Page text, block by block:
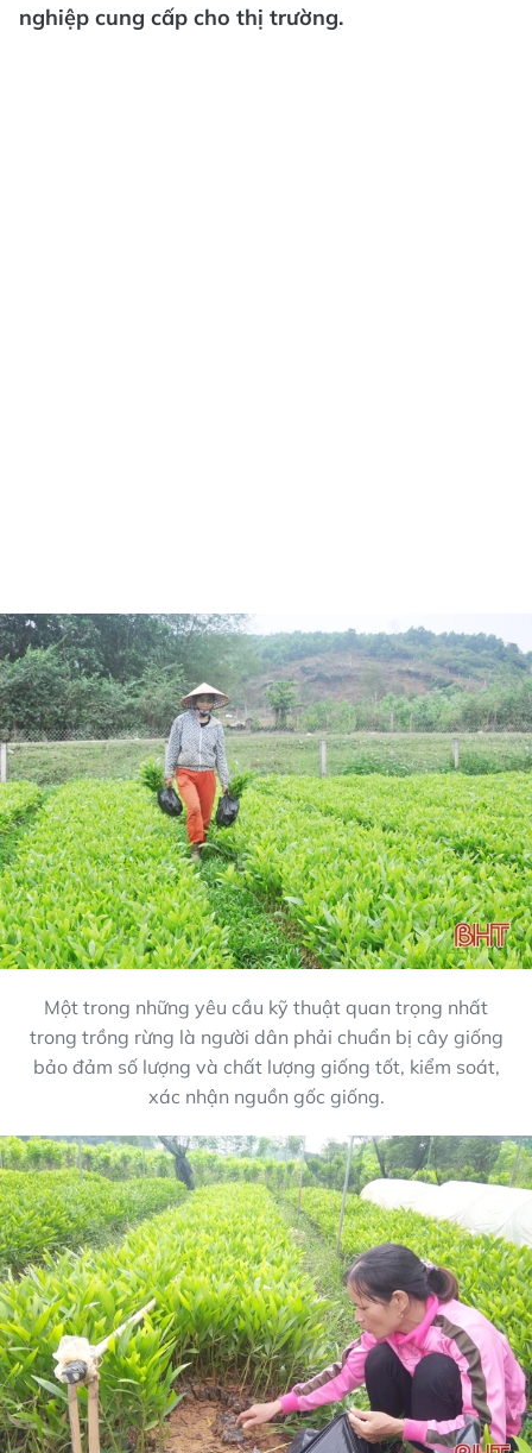
nghiệp cung cấp cho thị trường.
Một trong những yêu cầu kỹ thuật quan trọng nhất
trong trồng rừng là người dân phải chuẩn bị cây giống
bảo đảm số lượng và chất lượng giống tốt, kiểm soát,
xác nhận nguồn gốc giống.